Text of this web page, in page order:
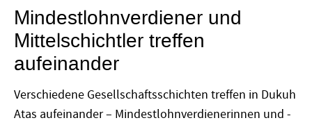
Mindestlohnverdiener und
Mittelschichtler treffen
aufeinander
Verschiedene Gesellschaftsschichten treffen in Dukuh
Atas aufeinander – Mindestlohnverdienerinnen und -